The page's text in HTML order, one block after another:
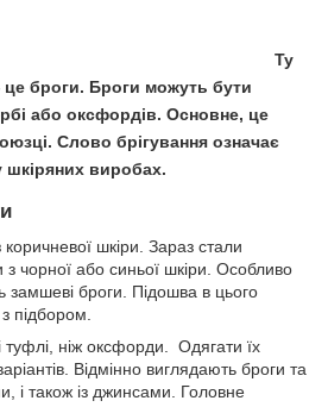
Ту
броги. Броги можуть бути
або оксфордів. Основне, це
Слово брігування означає
шкіряних виробах.
шкіри. Зараз стали
з чорної або синьої шкіри. Особливо
замшеві броги. Підошва в цього
з підбором.
ніж оксфорди. Одягати їх
Відмінно виглядають броги та
і також із джинсами. Головне